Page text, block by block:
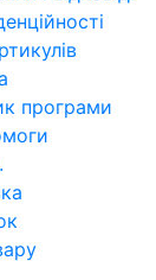
програми